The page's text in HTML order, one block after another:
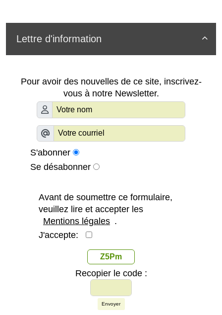

Lettre d'information
Pour avoir des nouvelles de ce site, inscrivez-
vous à notre Newsletter.
S'abonner
Se désabonner
Avant de soumettre ce formulaire,
veuillez lire et accepter les
Mentions légales .
J'accepte:
Z5Pm
Recopier le code :
Envoyer